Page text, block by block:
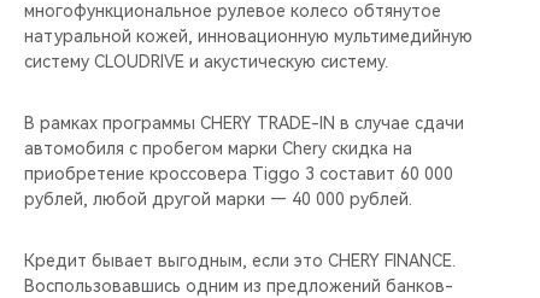
многофункциональное рулевое колесо обтянутое
натуральной кожей, инновационную мультимедийную
систему CLOUDRIVE и акустическую систему.
В рамках программы CHERY TRADE-IN в случае сдачи
автомобиля с пробегом марки Chery скидка на
приобретение кроссовера Tiggo 3 составит 60 000
рублей, любой другой марки — 40 000 рублей.
Кредит бывает выгодным, если это CHERY FINANCE.
Воспользовавшись одним из предложений банков-